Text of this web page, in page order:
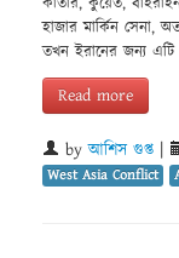
কাতার, কুয়েত,
হাজার মার্কিন সেনা,
তখন ইরানের জন্য এটি
Read more
byআশিস গুপ্ত
West Asia Conflict